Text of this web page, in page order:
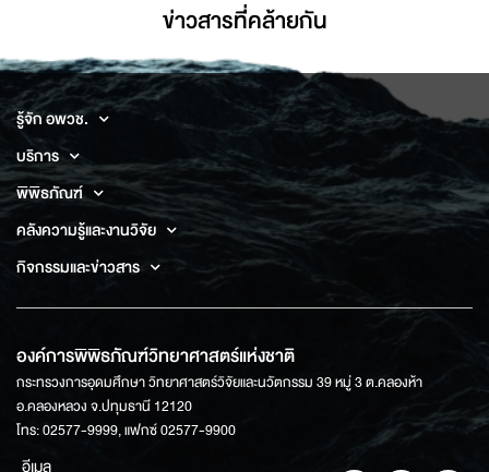
ข่าวสารที่่คล้ายกัน
รู้จัก อพวช.
บริการ
พิพิธภัณฑ์
คลังความรู้และงานวิจัย
กิจกรรมและข่าวสาร
องค์การพิพิธภัณฑ์วิทยาศาสตร์แห่งชาติ
กระทรวงการอุดมศึกษา วิทยาศาสตร์วิจัยและนวัตกรรม 39 หมู่ 3 ต.คลองห้า
อ.คลองหลวง จ.ปทุมธานี 12120
โทร: 02577-9999, แฟกซ์ 02577-9900
อีเมล